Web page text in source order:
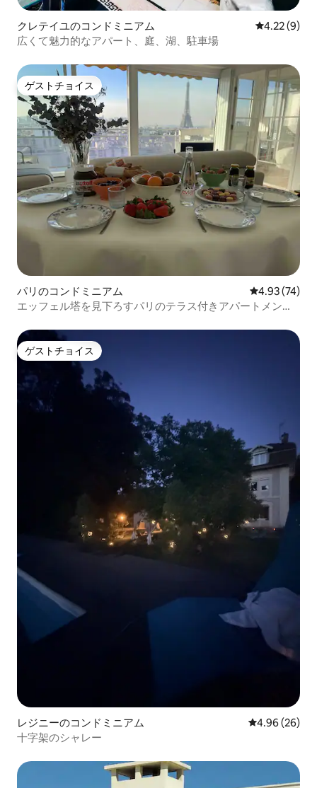
クレテイユのコンドミニアム レビュー9
4.22 (9)
広くて魅力的なアパート、庭、湖、駐車場
ゲストチョイス
ゲストチョイス
パリのコンドミニアム レビュー74
4.93 (74)
エッフェル塔を見下ろすパリのテラス付きアパートメント
ゲストチョイス
ゲストチョイス
レジニーのコンドミニアム レビュー26
4.96 (26)
十字架のシャレー